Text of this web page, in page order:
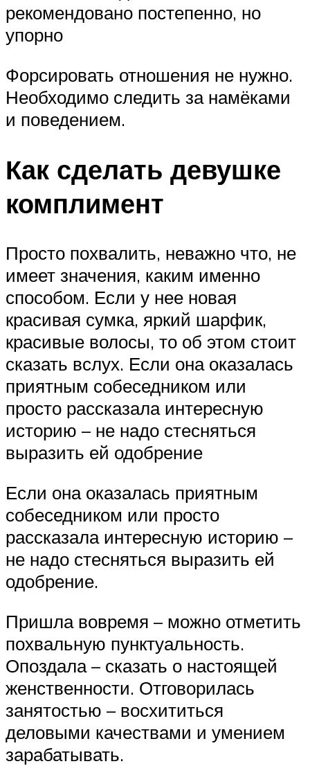
рекомендовано постепенно, но
упорно
Форсировать отношения не нужно.
Необходимо следить за намёками
и поведением.
Как сделать девушке
комплимент
Просто похвалить, неважно что, не
имеет значения, каким именно
способом. Если у нее новая
красивая сумка, яркий шарфик,
красивые волосы, то об этом стоит
сказать вслух. Если она оказалась
приятным собеседником или
просто рассказала интересную
историю – не надо стесняться
выразить ей одобрение
Если она оказалась приятным
собеседником или просто
рассказала интересную историю –
не надо стесняться выразить ей
одобрение.
Пришла вовремя – можно отметить
похвальную пунктуальность.
Опоздала – сказать о настоящей
женственности. Отговорилась
занятостью – восхититься
деловыми качествами и умением
зарабатывать.